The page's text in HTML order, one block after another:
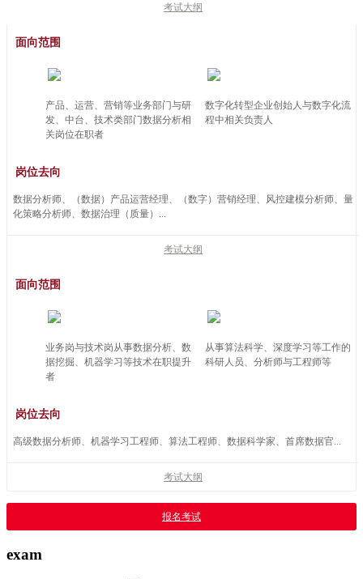
考试大纲
面向范围
产品、运营、营销等业务部门与研
发、中台、技术类部门数据分析相
关岗位在职者
数字化转型企业创始人与数字化流
程中相关负责人
岗位去向
数据分析师、（数据）产品运营经理、（数字）营销经理、风控建模分析师、量
化策略分析师、数据治理（质量）...
考试大纲
面向范围
业务岗与技术岗从事数据分析、数
据挖掘、机器学习等技术在职提升
者
从事算法科学、深度学习等工作的
科研人员、分析师与工程师等
岗位去向
高级数据分析师、机器学习工程师、算法工程师、数据科学家、首席数据官...
考试大纲
报名考试
exam